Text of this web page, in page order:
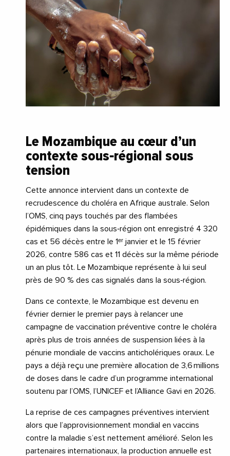
Le Mozambique au cœur d’un
contexte sous‑régional sous
tension
Cette annonce intervient dans un contexte de
recrudescence du choléra en Afrique australe. Selon
l’OMS, cinq pays touchés par des flambées
épidémiques dans la sous‑région ont enregistré 4 320
cas et 56 décès entre le 1ᵉʳ janvier et le 15 février
2026, contre 586 cas et 11 décès sur la même période
un an plus tôt. Le Mozambique représente à lui seul
près de 90 % des cas signalés dans la sous‑région.
Dans ce contexte, le Mozambique est devenu en
février dernier le premier pays à relancer une
campagne de vaccination préventive contre le choléra
après plus de trois années de suspension liées à la
pénurie mondiale de vaccins anticholériques oraux. Le
pays a déjà reçu une première allocation de 3,6 millions
de doses dans le cadre d’un programme international
soutenu par l’OMS, l’UNICEF et l’Alliance Gavi en 2026.
La reprise de ces campagnes préventives intervient
alors que l’approvisionnement mondial en vaccins
contre la maladie s’est nettement amélioré. Selon les
partenaires internationaux, la production annuelle est